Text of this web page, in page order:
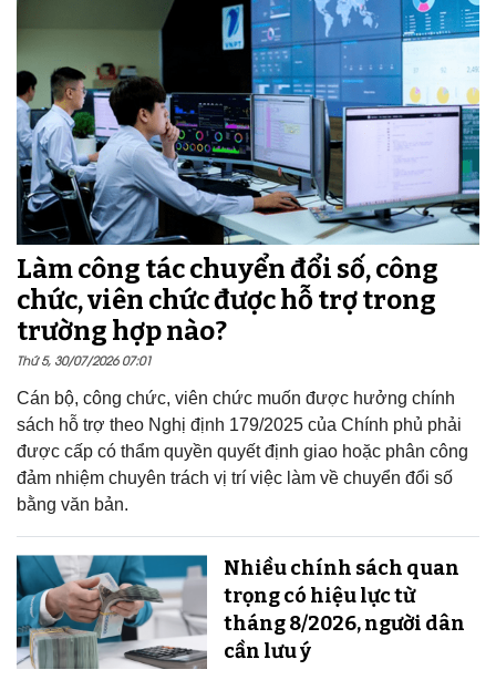
Làm công tác chuyển đổi số, công
chức, viên chức được hỗ trợ trong
trường hợp nào?
Thứ 5, 30/07/2026 07:01
Cán bộ, công chức, viên chức muốn được hưởng chính
sách hỗ trợ theo Nghị định 179/2025 của Chính phủ phải
được cấp có thẩm quyền quyết định giao hoặc phân công
đảm nhiệm chuyên trách vị trí việc làm về chuyển đổi số
bằng văn bản.
Nhiều chính sách quan
trọng có hiệu lực từ
tháng 8/2026, người dân
cần lưu ý